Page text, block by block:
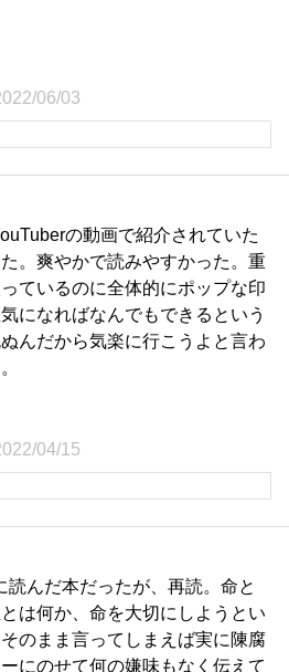
06/03
の動画で紹介されていた
。爽やかで読みやすかった。重
ているのに全体的にポップな印
になればなんでもできるという
んだから気楽に行こうよと言わ
04/15
読んだ本だったが、再読。命と
は何か、命を大切にしようとい
のまま言ってしまえば実に陳腐
にのせて何の嫌味もなく伝えて